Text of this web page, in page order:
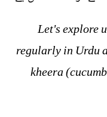
Let's explore
regularly in Urdu
kheera